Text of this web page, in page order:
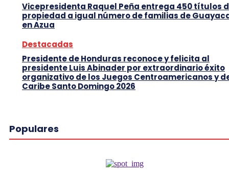
Vicepresidenta Raquel Peña entrega 450 títulos
propiedad a igual número de familias de
en Azua
Destacadas
Presidente de Honduras reconoce y felicita al
presidente Luis Abinader por extraordinario éxito
organizativo de los Juegos Centroamericanos y
Caribe Santo Domingo 2026
Populares